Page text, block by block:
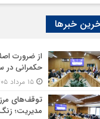
خبرها
از ضرورت
حکمرانی در
۱۵ مرداد ۱۴۰۵ - ۱۲:۵۴
توقف‌های
مدیریت؛